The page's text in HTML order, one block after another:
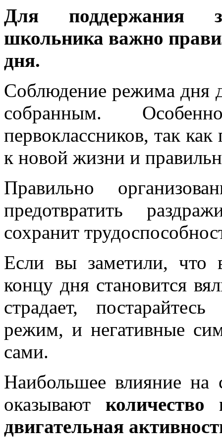
Для поддержания
школьника важно
дня.
Соблюдение режима дня
собранным.
первоклассников, так
к новой жизни и
Правильно
предотвратить
сохранит
Если вы заметили, что
концу дня становится
страдает,
режим, и негативные
сами.
Наибольшее влияние на
оказывают
двигательная